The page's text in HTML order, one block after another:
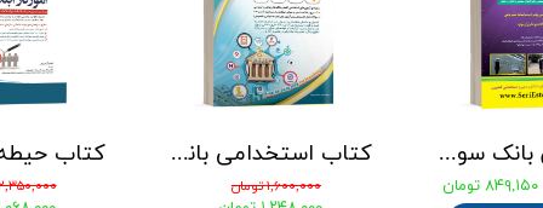
۲,۳۵۰,۰۰۰
کتاب استخدامی بانک های خصوصی و دولتی (بانکدار) 1404 انتشارات آراه
۱,۶۰۰,۰۰۰ تومان
جامع ترین بانک سوالات استخدامی مهندسی شیمی، پلیمر و پتروشیمی
۸۴۹,۱۵۰ تومان